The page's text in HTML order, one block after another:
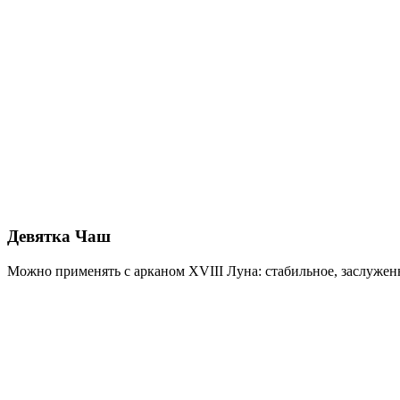
Девятка Чаш
Можно применять с арканом XVIII Луна: стабильное,